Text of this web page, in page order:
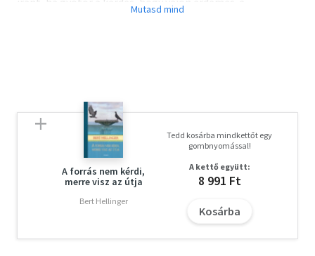
szeretetnyelvek jelentősége, az egyéni működést
meghatározó hozott mintázatok, valamint a szex nélküli
kapcsolat, a hűtlenség kezelése, a csalódottság
feldolgozása és a megújulás folyamata, a könyv a
kapcsolatotok állapotának feltérképezéséhez szükséges
kérdéssorokat, valamint tematikus feladatokat
tartalmaz, amelyek elvezethetnek a harmonikusabb és
boldogabb párkapcsolat megteremtéséhez. A 10 hetes
A forrás nem kérdi,
merre visz az útja
Bert Hellinger
Tedd kosárba mindkettőt egy
gombnyomással!
A kettő együtt:
8 991 Ft
Kosárba